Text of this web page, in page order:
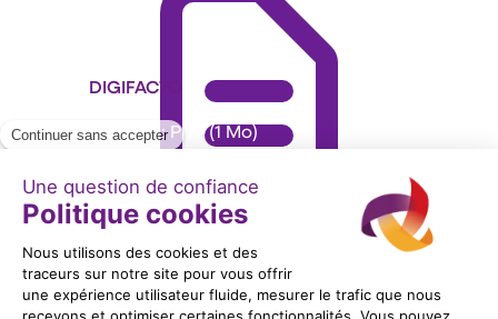
DIGIFACTO
Format : PDF (1 Mo)
Télécharger